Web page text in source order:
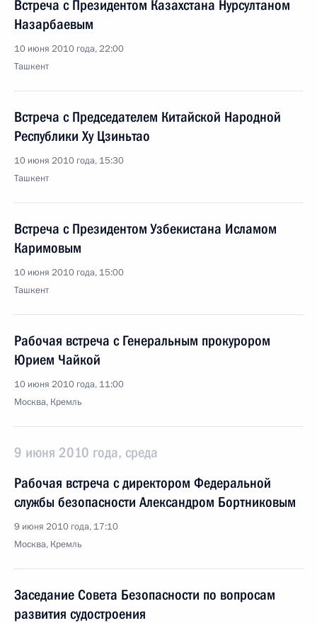
Встреча с Президентом Казахстана Нурсултаном
Назарбаевым
10 июня 2010 года, 22:00
Ташкент
Встреча с Председателем Китайской Народной
Республики Ху Цзиньтао
10 июня 2010 года, 15:30
Ташкент
Встреча с Президентом Узбекистана Исламом
Каримовым
10 июня 2010 года, 15:00
Ташкент
Рабочая встреча с Генеральным прокурором
Юрием Чайкой
10 июня 2010 года, 11:00
Москва, Кремль
9 июня 2010 года, среда
Рабочая встреча с директором Федеральной
службы безопасности Александром Бортниковым
9 июня 2010 года, 17:10
Москва, Кремль
Заседание Совета Безопасности по вопросам
развития судостроения